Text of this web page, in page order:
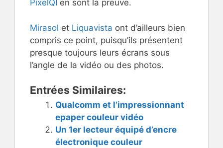
PixelQI en sont la preuve.
Mirasol et Liquavista ont d’ailleurs bien
compris ce point, puisqu’ils présentent
presque toujours leurs écrans sous
l’angle de la vidéo ou des photos.
Entrées Similaires:
Qualcomm et l’impressionnant
epaper couleur vidéo
Un 1er lecteur équipé d’encre
électronique couleur